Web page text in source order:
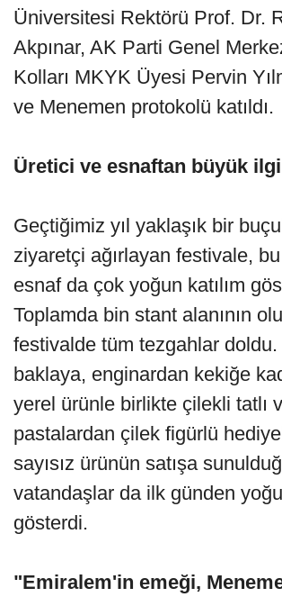
Üniversitesi Rektörü Prof. Dr.
Akpınar, AK Parti Genel
Kolları MKYK Üyesi Pervin
ve Menemen protokolü katıldı.
Üretici ve esnaftan büyük ilgi
Geçtiğimiz yıl yaklaşık bir
ziyaretçi ağırlayan festivale,
esnaf da çok yoğun katılım
Toplamda bin stant alanının
festivalde tüm tezgahlar
baklaya, enginardan kekiğe
yerel ürünle birlikte çilekli tatlı
pastalardan çilek figürlü
sayısız ürünün satışa
vatandaşlar da ilk günden
gösterdi.
"Emiralem'in emeği,